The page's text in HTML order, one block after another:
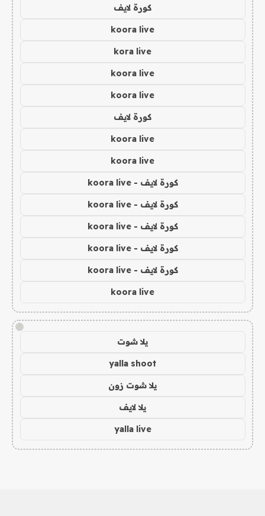
كورة لايف
koora live
kora live
koora live
koora live
كورة لايف
koora live
koora live
كورة لايف - koora live
كورة لايف - koora live
كورة لايف - koora live
كورة لايف - koora live
كورة لايف - koora live
koora live
!
يلا شوت
yalla shoot
يلا شوت زون
يلا لايف
yalla live